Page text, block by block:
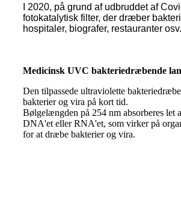
I 2020, på grund af udbruddet af
fotokatalytisk filter, der dræber
hospitaler, biografer, restauranter osv.
Medicinsk UVC bakteriedræbende
Den tilpassede ultraviolette
bakterier og vira på kort tid.
Bølgelængden på 254 nm absorberes let
DNA'et eller RNA'et, som virker på
for at dræbe bakterier og vira.